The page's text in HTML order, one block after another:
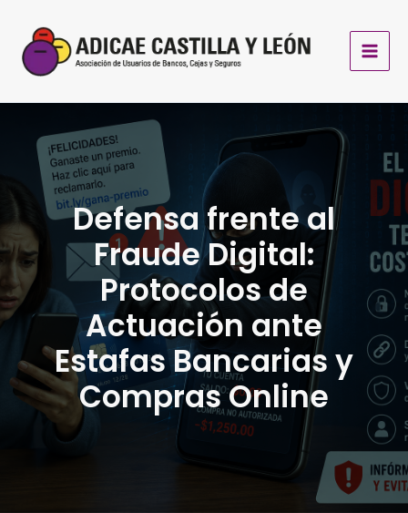
contenido
Defensa frente al
Fraude Digital:
Protocolos de
Actuación ante
Estafas Bancarias y
Compras Online